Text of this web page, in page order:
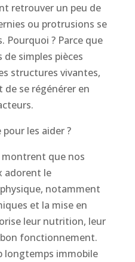
retrouver un peu de
ou protrusions se
Pourquoi ? Parce que
simples pièces
structures vivantes,
de se régénérer en
les aider ?
montrent que nos
adorent le
notamment
et la mise en
leur nutrition, leur
fonctionnement.
longtemps immobile